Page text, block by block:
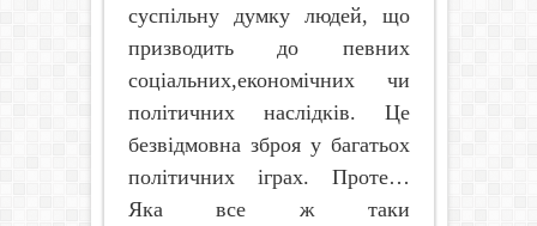
суспільну думку людей, що
призводить до певних
соціальних,економічних чи
політичних наслідків. Це
безвідмовна зброя у багатьох
політичних іграх. Проте…
Яка все ж таки